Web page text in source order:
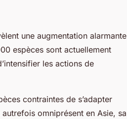
une augmentation alarmante
espèces sont actuellement
les actions de
contraintes de s’adapter
omniprésent en Asie, sa